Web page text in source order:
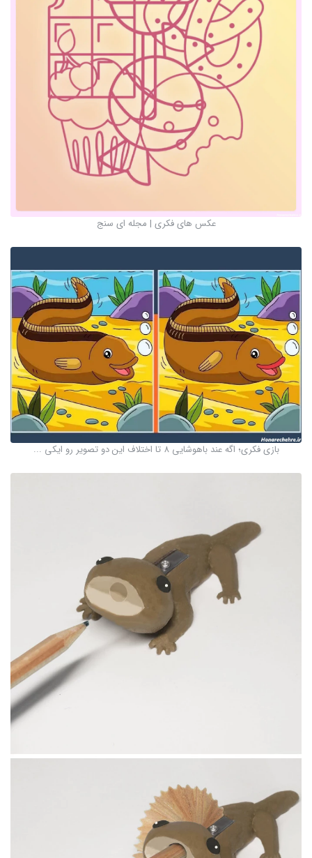
عکس های فکری | مجله ای سنج
بازی فکری؛ اگه عند باهوشایی 8 تا اختلاف این دو تصویر رو ایکی ...